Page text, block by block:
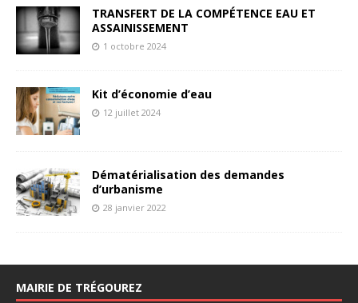
TRANSFERT DE LA COMPÉTENCE EAU ET
ASSAINISSEMENT
1 octobre 2024
Kit d’économie d’eau
12 juillet 2024
Dématérialisation des demandes
d’urbanisme
28 janvier 2022
MAIRIE DE TRÉGOUREZ